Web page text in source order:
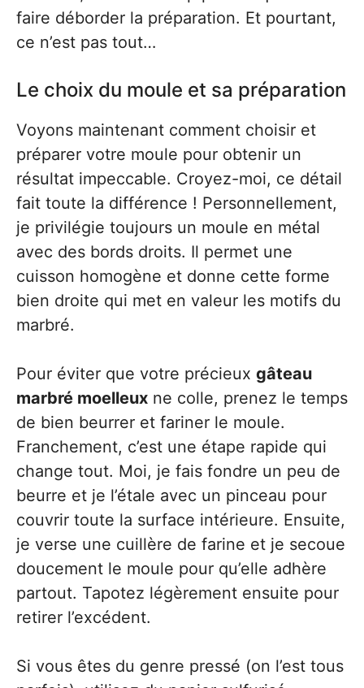
faire déborder la préparation. Et pourtant,
ce n’est pas tout…
Le choix du moule et sa préparation
Voyons maintenant comment choisir et
préparer votre moule pour obtenir un
résultat impeccable. Croyez-moi, ce détail
fait toute la différence ! Personnellement,
je privilégie toujours un moule en métal
avec des bords droits. Il permet une
cuisson homogène et donne cette forme
bien droite qui met en valeur les motifs du
marbré.
Pour éviter que votre précieux gâteau
marbré moelleux ne colle, prenez le temps
de bien beurrer et fariner le moule.
Franchement, c’est une étape rapide qui
change tout. Moi, je fais fondre un peu de
beurre et je l’étale avec un pinceau pour
couvrir toute la surface intérieure. Ensuite,
je verse une cuillère de farine et je secoue
doucement le moule pour qu’elle adhère
partout. Tapotez légèrement ensuite pour
retirer l’excédent.
Si vous êtes du genre pressé (on l’est tous